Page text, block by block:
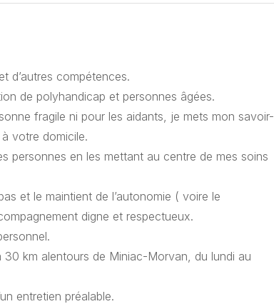
d’autres compétences.
de polyhandicap et personnes âgées.
fragile ni pour les aidants, je mets mon savoir-
votre domicile.
personnes en les mettant au centre de mes soins
et le maintient de l’autonomie ( voire le
digne et respectueux.
km alentours de Miniac-Morvan, du lundi au
entretien préalable.